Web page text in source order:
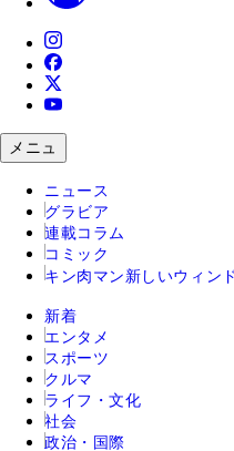
メニュ
ニュース
グラビア
連載コラム
コミック
キン肉マン 新しいウィン
新着
エンタメ
スポーツ
クルマ
ライフ・文化
社会
政治・国際